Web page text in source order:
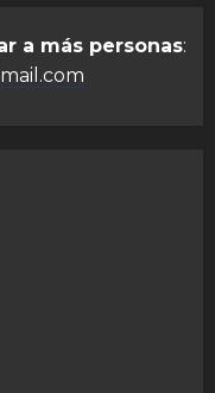
a más personas: